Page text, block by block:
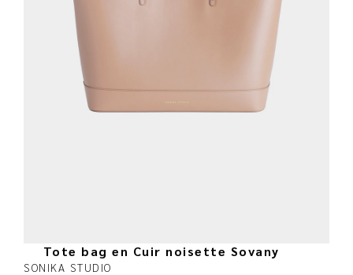
Tote bag en Cuir noisette Sovany
SONIKA STUDIO